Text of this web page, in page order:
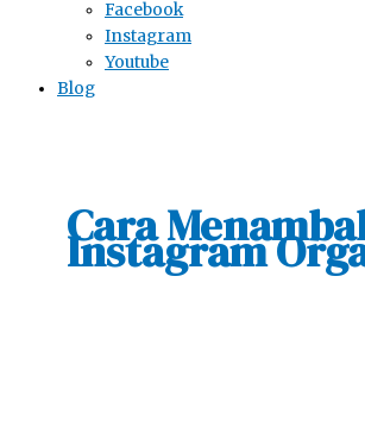
Facebook
Instagram
Youtube
Blog
Cara
Instagram